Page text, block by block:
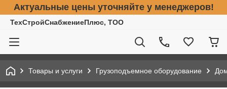
Актуальные цены уточняйте у менеджеров!
ТехСтройСнабжениеПлюс, ТОО
Товары и услуги Грузоподъемное оборудование